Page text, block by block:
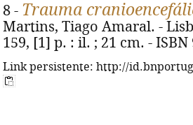
8 - Trauma
Martins, Tiago Amaral. -
159, [1] p. : il. ; 21 cm. - ISBN
Link persistente: http://